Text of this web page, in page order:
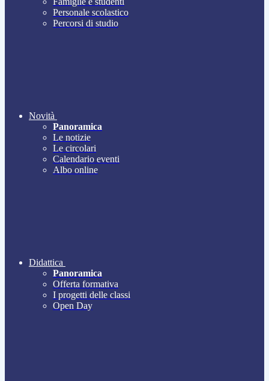
Personale scolastico
Percorsi di studio
Novità
Panoramica
Le notizie
Le circolari
Calendario eventi
Albo online
Didattica
Panoramica
Offerta formativa
I progetti delle classi
Open Day